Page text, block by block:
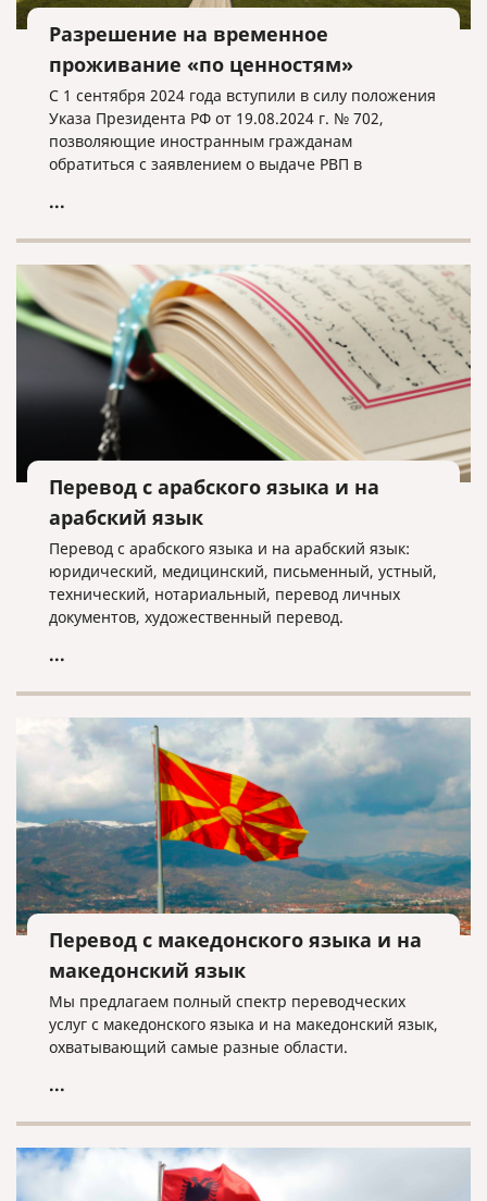
Разрешение на временное
проживание «по ценностям»
С 1 сентября 2024 года вступили в силу положения
Указа Президента РФ от 19.08.2024 г. № 702,
позволяющие иностранным гражданам
обратиться с заявлением о выдаче РВП в
определенных условий.
...
Перевод с арабского языка и на
арабский язык
Перевод с арабского языка и на арабский язык:
юридический, медицинский, письменный, устный,
технический, нотариальный, перевод личных
документов, художественный перевод.
...
Перевод с македонского языка и на
македонский язык
Мы предлагаем полный спектр переводческих
услуг с македонского языка и на македонский язык,
охватывающий самые разные области.
...